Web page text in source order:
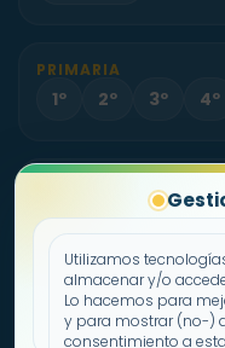
Utilizamos
almacenar y/o
Lo hacemos para
y para mostrar (no-)
consentimiento a
PRIMARIA
1º 2º 3º 4º
Sobre Fichas.es